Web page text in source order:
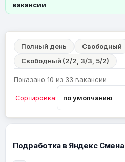
вакансии
Полный день
Свободный
Свободный (2/2, 3/3, 5/2)
Показано 10 из 33 вакансии
Сортировка:
Подработка в Яндекс Смена